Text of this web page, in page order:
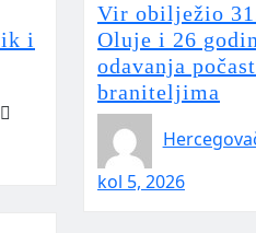
i
Vir obilježio
Oluje i 26
odavanja
braniteljima
kol 5, 2026